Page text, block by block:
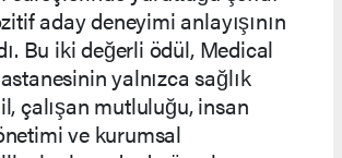
aday deneyimi anlayışının
Bu iki değerli ödül, Medical
yalnızca sağlık
çalışan mutluluğu, insan
ve kurumsal